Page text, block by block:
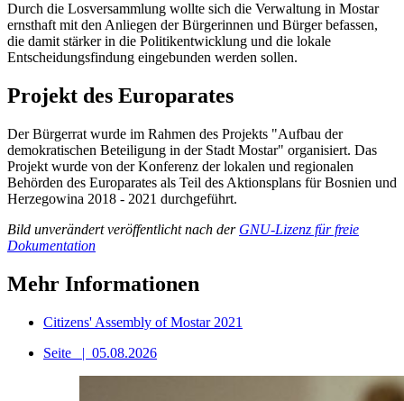
Durch die Losversammlung wollte sich die Verwaltung in Mostar
ernsthaft mit den Anliegen der Bürgerinnen und Bürger befassen,
die damit stärker in die Politikentwicklung und die lokale
Entscheidungsfindung eingebunden werden sollen.
Projekt des Europarates
Der Bürgerrat wurde im Rahmen des Projekts "Aufbau der
demokratischen Beteiligung in der Stadt Mostar" organisiert. Das
Projekt wurde von der Konferenz der lokalen und regionalen
Behörden des Europarates als Teil des Aktionsplans für Bosnien und
Herzegowina 2018 - 2021 durchgeführt.
Bild unverändert veröffentlicht nach der GNU-Lizenz für freie
Dokumentation
Mehr Informationen
Citizens' Assembly of Mostar 2021
Seite
| 05.08.2026